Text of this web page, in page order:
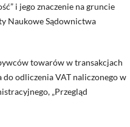
i jego znaczenie na gruncie
Naukowe Sądownictwa
towarów w transakcjach
odliczenia VAT naliczonego w
„Przegląd